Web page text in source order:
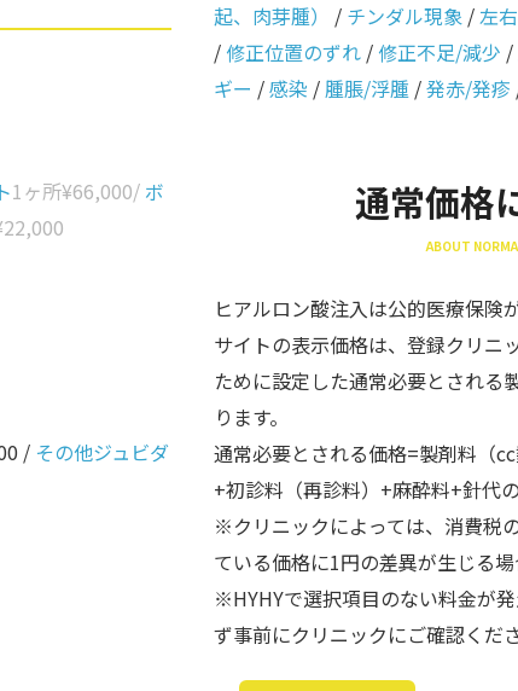
1ヶ所¥66,000/ ボ
/ その他ジュビダ
起、肉芽腫）
/ チンダル現象 /左
/修正位置のずれ /修正不足/減少 /
ギー /感染 /腫脹/浮腫 /発赤/発疹
通常価格
ABOUT
ヒアルロン酸注入は公的医療保険
サイトの表示価格は、登録クリニ
ために設定した通常必要とされる
ります。
通常必要とされる価格=製剤料（
+初診料（再診料）+麻酔料+針代
※クリニックによっては、消費税
ている価格に1円の差異が生じる場
※HYHYで選択項目のない料金が
ず事前にクリニックにご確認くださ